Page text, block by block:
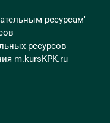
ресурсам"
ресурсов
m.kursKPK.ru